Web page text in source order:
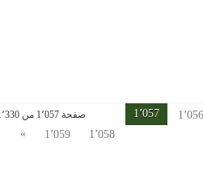
صفحة 1٬057 من 1٬330 1٬056
1٬057
1٬058
1٬059
»